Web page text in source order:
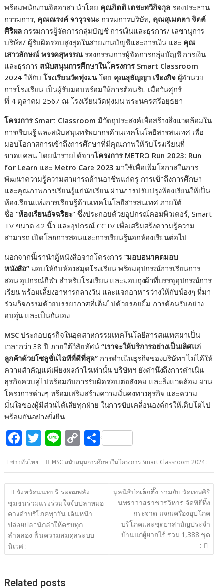
พร้อมพนักงานจิตอาสา นำโดย คุณกิตติ เตชะทวีกิจกุล รองประธาน
กรรมการ, คุณณรงค์ จารุวจนะ กรรมการบริษัท, คุณสุเมตตา จิตต์
ศิริผล กรรมการผู้จัดการกลุ่มบัญชี การเงินและธุรการ/ เลขานุการ
บริษัท/ ผู้รับผิดชอบสูงสุดในสายงานบัญชีและการเงิน และ คุณ
เสาวลักษณ์ พรรคสุพรรณ รองกรรมการผู้จัดการกลุ่มบัญชี การเงิน
และธุรการ สนับสนุนการศึกษาในโครงการSmart Classroom
2024 ให้กับโรงเรียนวัดทุ่งมนโดย คุณสุธัญญา เรืองกิจ ผู้อำนวย
การโรงเรียน เป็นผู้รับมอบพร้อมให้การต้อนรับ เมื่อวันศุกร์
ที่ 4 ตุลาคม 2567 ณ โรงเรียนวัดทุ่งมน พระนครศรีอยุธยา
โครงการSmart Classroom มีวัตถุประสงค์เพื่อสร้างสิ่งแวดล้อมใน
การเรียนรู้ และสนับสนุนทรัพยากรด้านเทคโนโลยีสารสนเทศ เพื่อ
มอบโอกาสการเข้าถึงการศึกษาที่มีคุณภาพให้กับโรงเรียนที่
ขาดแคลน โดยนำรายได้จากโครงการMETRO Run 2023: Run
for Learn และ Metro Care 2023 มาใช้เพื่อเพิ่มโอกาสในการ
พัฒนาความรู้ความสามารถด้านอาชีพแก่ครู การเข้าถึงการศึกษา
และคุณภาพการเรียนรู้แก่นักเรียน ผ่านการปรับปรุงห้องเรียนให้เป็น
ห้องเรียนแห่งการเรียนรู้ด้านเทคโนโลยีสารสนเทศ ภายใต้
ชื่อ“ห้องเรียนอัจฉริยะ” ซึ่งประกอบด้วยอุปกรณ์คอมพิวเตอร์, Smart
TV ขนาด 42 นิ้ว และอุปกรณ์ CCTV เพื่อเสริมสร้งความรู้ความ
สามารถ เปิดโลกการสอนและการเรียนรู้นอกห้องเรียนต่อไป
นอกจากนี้เรานำตู้หนังสือจากโครงการ“มอบอนาคตมอบ
หนังสือ” มอบให้กับห้องสมุดโรงเรียน พร้อมอุปกรณ์การเรียนการ
สอน อุปกรณ์กีฬา สำหรับโรงเรียน และมอบถุงผ้าที่บรรจุอุปกรณ์การ
เรียน พร้อมเลี้ยงอาหารกลางวัน และแจกอาหารว่างให้กับน้องๆ ที่มา
ร่วมกิจกรรมด้วยบรรยากาศที่เต็มไปด้วยรอยยิ้ม การต้อนรับอย่าง
อบอุ่น และเป็นกันเอง
MSCประกอบธุรกิจในอุตสาหกรรมเทคโนโลยีสารสนเทศมาเป็น
เวลากว่า 38 ปี ภายใต้วิสัยทัศน์“เราจะให้บริการอย่างเป็นเลิศแก่
ลูกค้าด้วยโซลูชั่นไอทีที่ดีที่สุด” การดำเนินธุรกิจของบริษัทฯ ไม่ได้ให้
ความสำคัญแต่เพียงผลกำไรเท่านั้น บริษัทฯ ยังคำนึงถึงการดำเนิน
ธุรกิจควบคู่ไปพร้อมกับการรับผิดชอบต่อสังคม และสิ่งแวดล้อม ผ่าน
โครงการต่างๆ พร้อมเสริมสร้างความมั่นคงทางธุรกิจ และความ
มั่นใจของผู้มีส่วนได้เสียทุกฝ่าย ในการขับเคลื่อนองค์กรให้เติบโตไป
พร้อมกันอย่างยั่งยืน
F
ac
e
b
o
o
k
T
itt
er
Li
e
C
p
y
Li
n
k
S
ar
e
ข่าวทั่วไทย MSC สนับสนุนการศึกษาในโครงการ Smart Classroom 2024 :
แนะแนว
เรื่อง
จังหวัดนนทบุรี ระดมพลัง
ชุมชนร่วมแรงร่วมใจจับปลาหมอ
คางดำบริโภคทุกวัน เดินหน้า
ปล่อยปลานักล่าให้ครบทุก
ลำคลอง ฟื้นความสมดุลระบบ
นิเวศ :
มูลนิธิป่อเต็กตึ๊ง ร่วมกับ วัดเทพศิริ
นทราวาสราชวรวิหาร จัดพิธีทิ้ง
กระจาด แจกเครื่องอุปโภค
บริโภคและชุดยาสามัญประจำ
บ้านแก่ผู้ยากไร้ รวม 1,388 ชุด
:
Related posts